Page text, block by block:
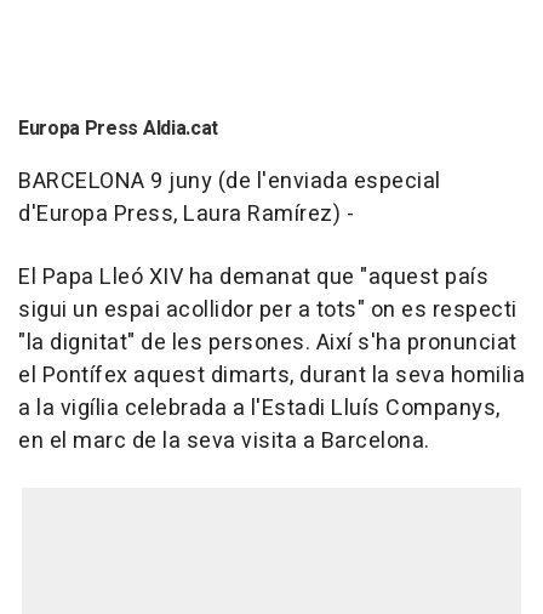
Europa Press Aldia.cat
BARCELONA 9 juny (de l'enviada especial
d'Europa Press, Laura Ramírez) -
El Papa Lleó XIV ha demanat que "aquest país
sigui un espai acollidor per a tots" on es respecti
"la dignitat" de les persones. Així s'ha pronunciat
el Pontífex aquest dimarts, durant la seva homilia
a la vigília celebrada a l'Estadi Lluís Companys,
en el marc de la seva visita a Barcelona.